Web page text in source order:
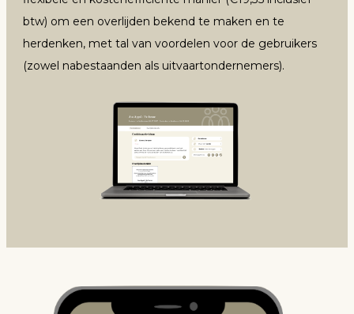
btw) om een overlijden bekend te maken en te
herdenken, met tal van voordelen voor de gebruikers
(zowel nabestaanden als uitvaartondernemers).